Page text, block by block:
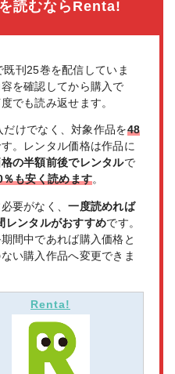
読むならRenta!
既刊25巻を配信していま
を確認してから購入で
でも読み返せます。
けでなく、対象作品を48
。レンタル価格は作品に
の半額前後でレンタルで
％も安く読めます。
要がなく、一度読めれば
レンタルがおすすめです。
間中であれば購入価格と
い購入作品へ変更できま
Renta!